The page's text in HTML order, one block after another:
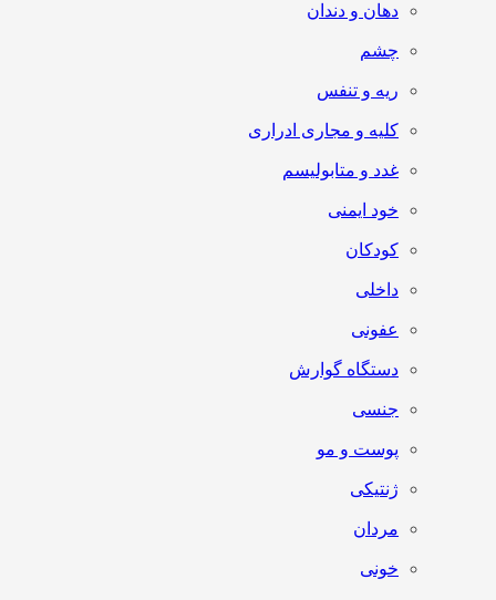
دهان و دندان
چشم
ریه و تنفس
کلیه و مجاری ادراری
غدد و متابولیسم
خود ایمنی
کودکان
داخلی
عفونی
دستگاه گوارش
جنسی
پوست و مو
ژنتیکی
مردان
خونی